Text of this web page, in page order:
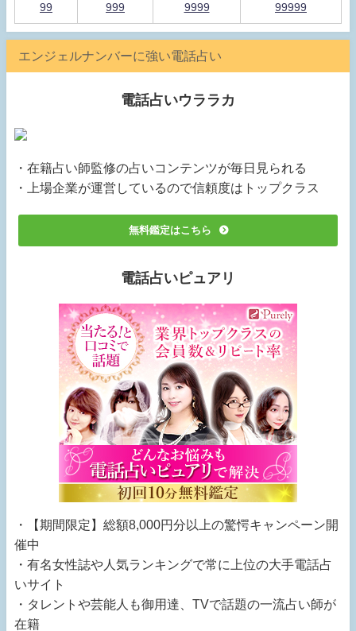
99 999 9999 99999
エンジェルナンバーに強い電話占い
電話占いウララカ
・在籍占い師監修の占いコンテンツが毎日見られる
・上場企業が運営しているので信頼度はトップクラス
無料鑑定はこちら
電話占いピュアリ
・【期間限定】総額8,000円分以上の驚愕キャンペーン開
催中
・有名女性誌や人気ランキングで常に上位の大手電話占
いサイト
・タレントや芸能人も御用達、TVで話題の一流占い師が
在籍